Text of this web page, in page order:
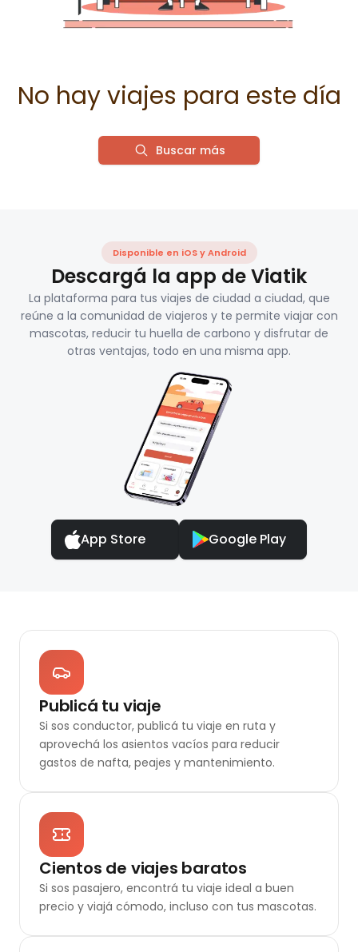
No hay viajes para este día
Buscar más
Disponible en iOS y Android
Descargá la app de Viatik
La plataforma para tus viajes de ciudad a ciudad, que
reúne a la comunidad de viajeros y te permite viajar con
mascotas, reducir tu huella de carbono y disfrutar de
otras ventajas, todo en una misma app.
App Store Google Play
Publicá tu viaje
Si sos conductor, publicá tu viaje en ruta y
aprovechá los asientos vacíos para reducir
gastos de nafta, peajes y mantenimiento.
Cientos de viajes baratos
Si sos pasajero, encontrá tu viaje ideal a buen
precio y viajá cómodo, incluso con tus mascotas.